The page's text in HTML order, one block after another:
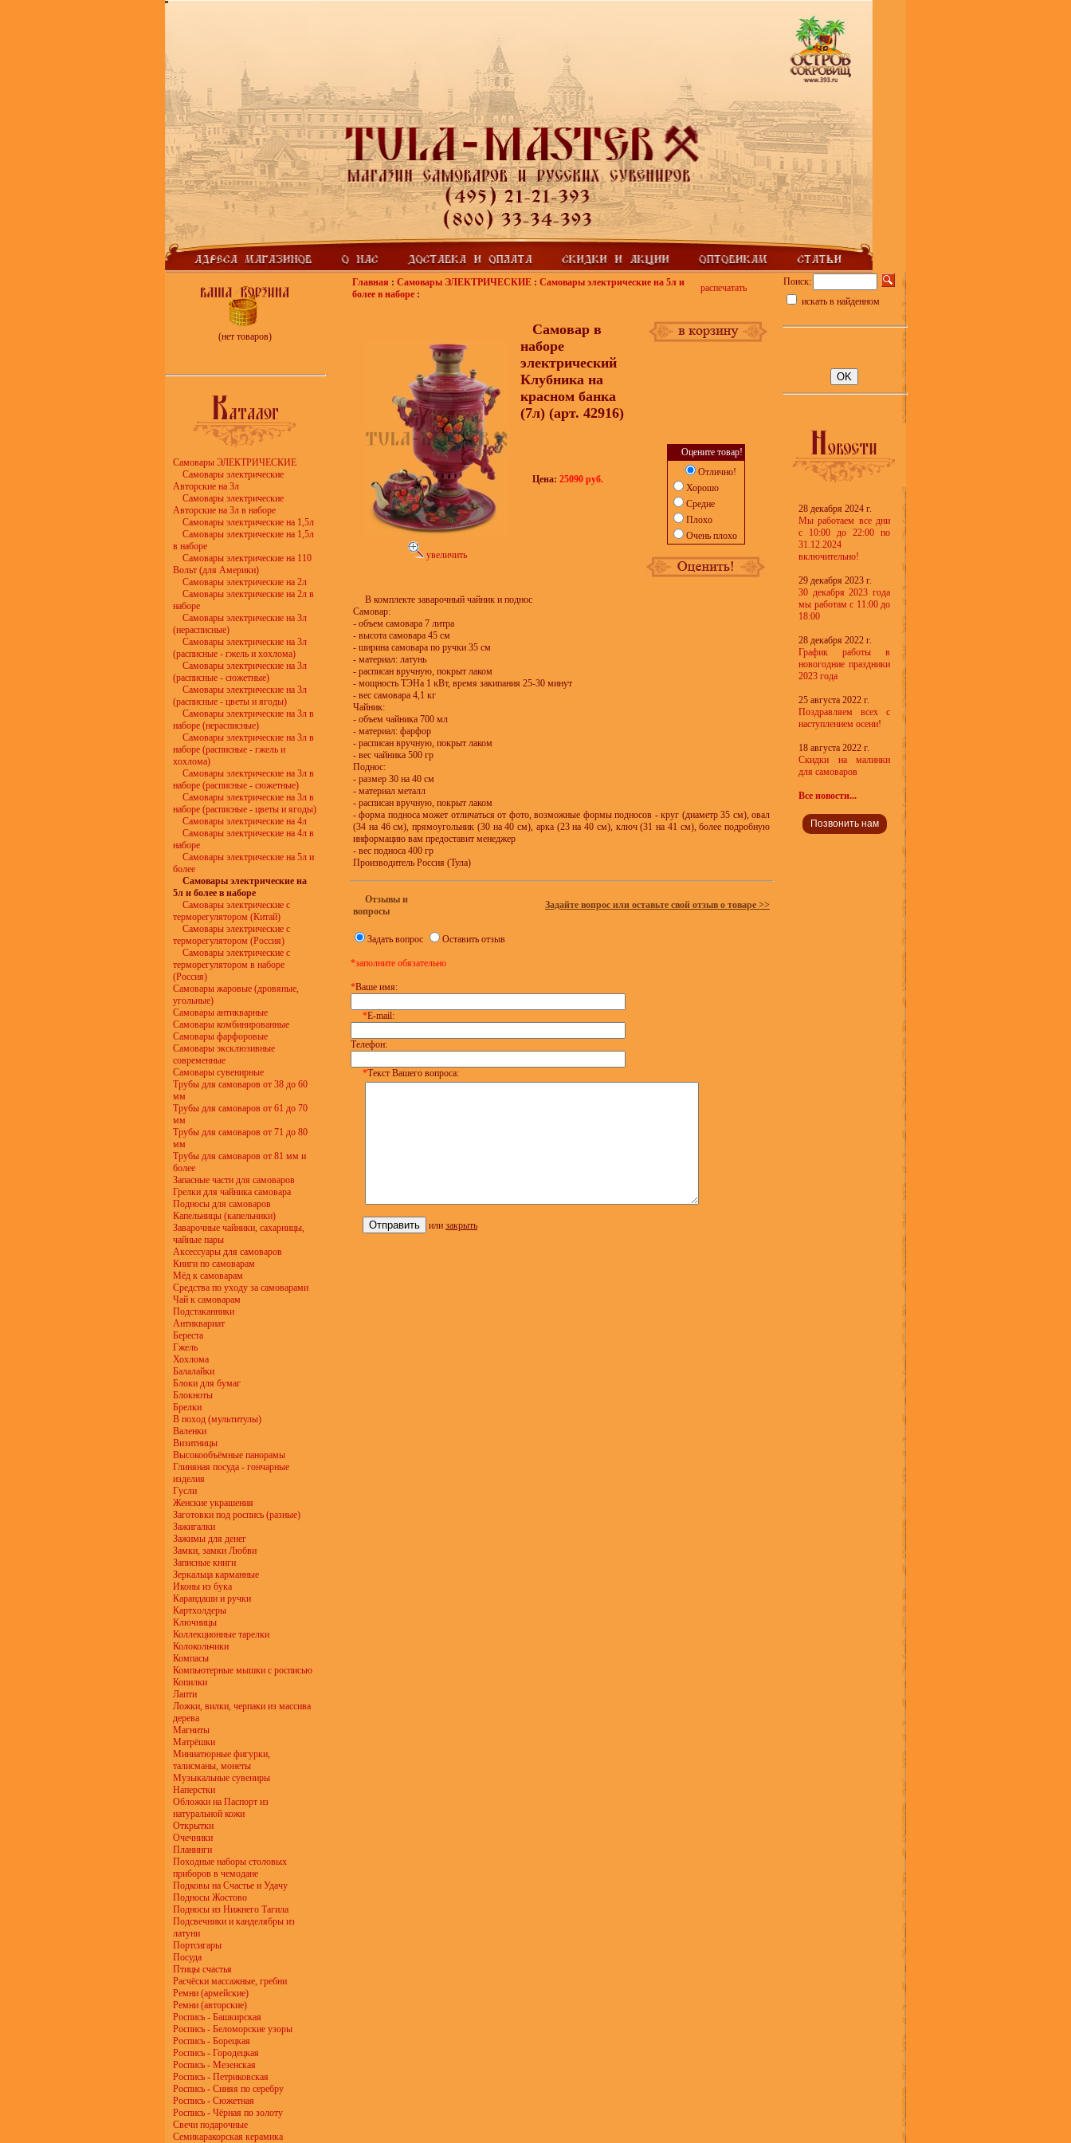
(нет товаров)
Самовары ЭЛЕКТРИЧЕСКИЕ
Самовары электрические
Авторские на 3л
Самовары электрические
Авторские на 3л в наборе
Самовары электрические на 1,5л
Самовары электрические на 1,5л
в наборе
Самовары электрические на 110
Вольт (для Америки)
Самовары электрические на 2л
Самовары электрические на 2л в
наборе
Самовары электрические на 3л
(нерасписные)
Самовары электрические на 3л
(расписные - гжель и хохлома)
Самовары электрические на 3л
(расписные - сюжетные)
Самовары электрические на 3л
(расписные - цветы и ягоды)
Самовары электрические на 3л в
наборе (нерасписные)
Самовары электрические на 3л в
наборе (расписные - гжель и
хохлома)
Самовары электрические на 3л в
наборе (расписные - сюжетные)
Самовары электрические на 3л в
наборе (расписные - цветы и ягоды)
Самовары электрические на 4л
Самовары электрические на 4л в
наборе
Самовары электрические на 5л и
более
Самовары электрические на
5л и более в наборе
Самовары электрические с
терморегулятором (Китай)
Самовары электрические с
терморегулятором (Россия)
Самовары электрические с
терморегулятором в наборе
(Россия)
Самовары жаровые (дровяные,
угольные)
Самовары антикварные
Самовары комбинированные
Самовары фарфоровые
Самовары эксклюзивные
современные
Самовары сувенирные
Трубы для самоваров от 38 до 60
мм
Трубы для самоваров от 61 до 70
мм
Трубы для самоваров от 71 до 80
мм
Трубы для самоваров от 81 мм и
более
Запасные части для самоваров
Грелки для чайника самовара
Подносы для самоваров
Капельницы (капельники)
Заварочные чайники, сахарницы,
чайные пары
Аксессуары для самоваров
Книги по самоварам
Мёд к самоварам
Средства по уходу за самоварами
Чай к самоварам
Подстаканники
Антиквариат
Береста
Гжель
Хохлома
Балалайки
Блоки для бумаг
Блокноты
Брелки
В поход (мультитулы)
Валенки
Визитницы
Высокообъёмные панорамы
Глиняная посуда - гончарные
изделия
Гусли
Женские украшения
Заготовки под роспись (разные)
Зажигалки
Зажимы для денег
Замки, замки Любви
Записные книги
Зеркальца карманные
Иконы из бука
Карандаши и ручки
Картхолдеры
Ключницы
Коллекционные тарелки
Колокольчики
Компасы
Компьютерные мышки с росписью
Копилки
Лапти
Ложки, вилки, черпаки из массива
дерева
Магниты
Матрёшки
Миниатюрные фигурки,
талисманы, монеты
Музыкальные сувениры
Наперстки
Обложки на Паспорт из
натуральной кожи
Открытки
Очечники
Планинги
Походные наборы столовых
приборов в чемодане
Подковы на Счастье и Удачу
Подносы Жостово
Подносы из Нижнего Тагила
Подсвечники и канделябры из
латуни
Портсигары
Посуда
Птицы счастья
Расчёски массажные, гребни
Ремни (армейские)
Ремни (авторские)
Роспись - Башкирская
Роспись - Беломорские узоры
Роспись - Борецкая
Роспись - Городецкая
Роспись - Мезенская
Роспись - Петриковская
Роспись - Синяя по серебру
Роспись - Сюжетная
Роспись - Чёрная по золоту
Свечи подарочные
Семикаракорская керамика
Главная : Самовары ЭЛЕКТРИЧЕСКИЕ : Самовары электрические на 5л и
более в наборе :
распечатать
увеличить
Самовар в
наборе
электрический
Клубника на
красном банка
(7л) (арт. 42916)
Цена: 25090 руб.
Оцените товар!
Отлично!
Хорошо
Средне
Плохо
Очень плохо
В комплекте заварочный чайник и поднос
Самовар:
- объем самовара 7 литра
- высота самовара 45 см
- ширина самовара по ручки 35 см
- материал: латунь
- расписан вручную, покрыт лаком
- мощность ТЭНа 1 кВт, время закипания 25-30 минут
- вес самовара 4,1 кг
Чайник:
- объем чайника 700 мл
- материал: фарфор
- расписан вручную, покрыт лаком
- вес чайника 500 гр
Поднос:
- размер 30 на 40 см
- материал металл
- расписан вручную, покрыт лаком
- форма подноса может отличаться от фото, возможные формы подносов - круг (диаметр 35 см), овал
(34 на 46 см), прямоугольник (30 на 40 см), арка (23 на 40 см), ключ (31 на 41 см), более подробную
информацию вам предоставит менеджер
- вес подноса 400 гр
Производитель Россия (Тула)
Отзывы и
вопросы
Задайте вопрос или оставьте свой отзыв о товаре >>
Задать вопрос Оставить отзыв
*заполните обязательно
*Ваше имя:
*E-mail:
Телефон:
*Текст Вашего вопроса:
или закрыть
Поиск:
искать в найденном
28 декабря 2024 г.
Мы работаем все дни
с 10:00 до 22:00 по
31.12.2024
включительно!
29 декабря 2023 г.
30 декабря 2023 года
мы работам с 11:00 до
18:00
28 декабря 2022 г.
График работы в
новогодние праздники
2023 года
25 августа 2022 г.
Поздравляем всех с
наступлением осени!
18 августа 2022 г.
Скидки на малинки
для самоваров
Все новости...
Позвонить нам